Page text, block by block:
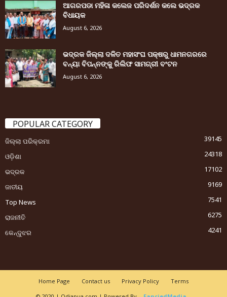
ଆଗରପଡା ମହିଳା କଲେଜ ପରିଦର୍ଶନ କଲେ ଭଦ୍ରକ
ବିଧାୟକ
August 6, 2026
ଭଦ୍ରକ ଜିଲ୍ଲା ଦଳିତ ମହାସଂଘ ପକ୍ଷରୁ ଧାମନଗରରେ
ବନ୍ୟା ବିପନ୍ନଙ୍କୁ ରିଲିଫ ସାମଗ୍ରୀ ବଂଟନ
August 6, 2026
POPULAR CATEGORY
ଜିଲ୍ଲା ପରିକ୍ରମା
39145
ଓଡ଼ିଶା
24318
ଭଦ୍ରକ
17102
ଜାତୀୟ
9169
Top News
7541
ରାଜନୀତି
6275
କେନ୍ଦୁଝର
4241
Home Page Contact us Privacy Policy
Terms